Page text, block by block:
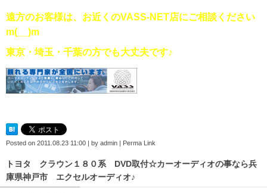
遠方のお客様は、お近くのVASS-NET店にご相談ください
m(__)m
東京・埼玉・千葉の方でも大丈夫です♪
Posted on 2011.08.23 11:00 by admin Perma Link
トヨタ クラウン１８０系 DVD取付☆カーオーディオの事なら兵
庫県神戸市 エクセルオーディオ♪